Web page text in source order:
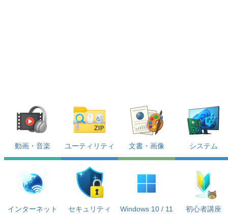
動画・音楽 ユーティリティ 文書・画像 システム
インターネット セキュリティ Windows 10 / 11 初心者講座